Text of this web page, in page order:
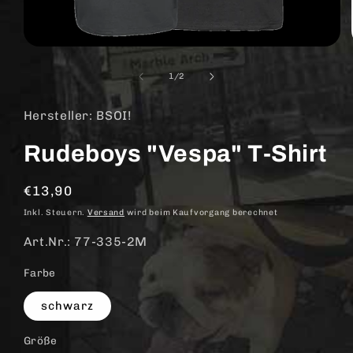
1/von
2
Hersteller: BSOI!
Rudeboys "Vespa" T-Shirt
Normaler
Preis
€13,90
Inkl. Steuern. Versand wird beim Kaufvorgang berechnet
Art.Nr.: 77-335-2M
Farbe
schwarz
Größe